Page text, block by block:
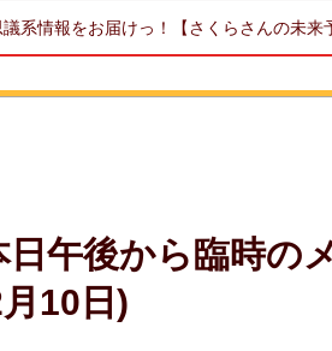
情報をお届けっ！【さくらさんの未来
午後から臨時の
10日)